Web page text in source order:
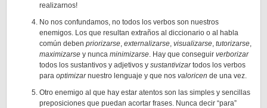
realizarnos!
No nos confundamos, no todos los verbos son nuestros
enemigos. Los que resultan extraños al diccionario o al habla
común deben priorizarse, externalizarse, visualizarse, tutorizarse,
maximizarse y nunca minimizarse. Hay que conseguir verborizar
todos los sustantivos y adjetivos y sustantivizartodos los verbos
para optimizarnuestro lenguaje y que nos valoricen de una vez.
Otro enemigo al que hay estar atentos son las simples y sencillas
preposiciones que puedan acortar frases. Nunca decir “para”